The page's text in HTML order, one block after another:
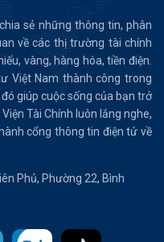
sẻ những thông tin, phân
về các thị trường tài chính
vàng, hàng hóa, tiền điện.
Việt Nam thành công trong
giúp cuộc sống của bạn trở
Tài Chính luôn lắng nghe,
cổng thông tin điện tử về
Phủ, Phường 22, Bình